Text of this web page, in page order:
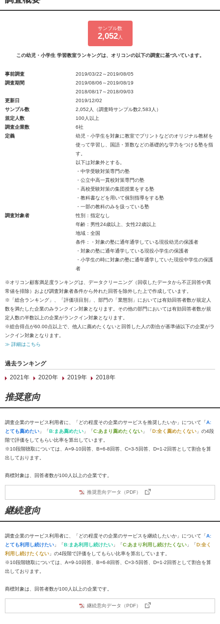
サンプル数
2,052人
この幼児・小学生 学習教室ランキングは、オリコンの以下の調査に基づいています。
事前調査
2019/03/22～2019/08/05
調査期間
2019/08/06～2019/08/19
2018/08/17～2018/09/03
更新日
2019/12/02
サンプル数
2,052人（調査時サンプル数2,583人）
規定人数
100人以上
調査企業数
6社
定義
幼児・小学生を対象に教室でプリントなどのオリジナル教材を
使って学習し、国語・算数などの基礎的な学力をつける塾を指
す。
以下は対象外とする。
・中学受験対策専門の塾
・公立中高一貫校対策専門の塾
・高校受験対策の集団授業をする塾
・教科書などを用いて個別指導をする塾
・一部の教科のみを扱っている塾
調査対象者
性別：指定なし
年齢：男性24歳以上、女性22歳以上
地域：全国
条件：・対象の塾に通年通学している現役幼児の保護者
・対象の塾に通年通学している現役小学生の保護者
・小学生の時に対象の塾に通年通学していた現役中学生の保護
者
※オリコン顧客満足度ランキングは、データクリーニング（回収したデータから不正回答や異
常値を排除）および調査対象者条件から外れた回答を除外した上で作成しています。
※「総合ランキング」、「評価項目別」、部門の「業態別」においては有効回答者数が規定人
数を満たした企業のみランクイン対象となります。その他の部門においては有効回答者数が規
定人数の半数以上の企業がランクイン対象となります。
※総合得点が60.00点以上で、他人に薦めたくないと回答した人の割合が基準値以下の企業がラ
ンクイン対象となります。
≫ 詳細はこちら
過去ランキング
2021年
2020年 2019年 2018年
推奨意向
調査企業のサービス利用者に、「どの程度その企業のサービスを推奨したいか」について「A:
とても薦めたい 」「B:まあ薦めたい 」「C:あまり薦めたくない 」「D:全く薦めたくない 」の4段
階で評価をしてもらい比率を算出しています。
※10段階聴取については、A=9-10回答、B=6-8回答、C=3-5回答、D=1-2回答として割合を算
出しております。
商標対象は、回答者数が100人以上の企業です。
推奨意向データ（PDF）
継続意向
調査企業のサービス利用者に、「どの程度その企業のサービスを継続したいか」について「A:
とても利用し続けたい 」「B:まあ利用し続けたい 」「C:あまり利用し続けたくない 」「D:全く
利用し続けたくない 」の4段階で評価をしてもらい比率を算出しています。
※10段階聴取については、A=9-10回答、B=6-8回答、C=3-5回答、D=1-2回答として割合を算
出しております。
商標対象は、回答者数が100人以上の企業です。
継続意向データ（PDF）